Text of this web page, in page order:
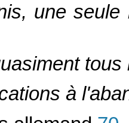
une
à